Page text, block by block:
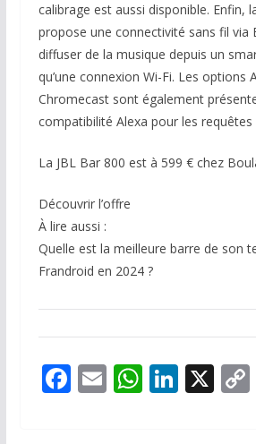
calibrage est aussi disponible. Enfin,
propose une connectivité sans fil via
diffuser de la musique depuis un
qu’une connexion Wi-Fi. Les options
Chromecast sont également
compatibilité Alexa pour les requêtes
La JBL Bar 800 est à 599 € chez
Découvrir l’offre
À lire aussi :
Quelle est la meilleure barre de son
Frandroid en 2024 ?
F E W Li X